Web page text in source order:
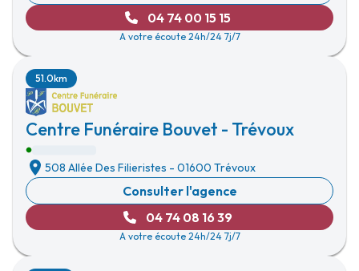
04 74 00 15 15
A votre écoute 24h/24 7j/7
Centre Funéraire Bouvet - Trévoux
51.0km
508 Allée Des Filieristes - 01600 Trévoux
Consulter l'agence
04 74 08 16 39
A votre écoute 24h/24 7j/7